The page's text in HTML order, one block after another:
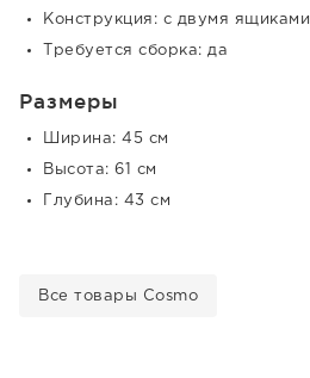
Конструкция: с двумя ящиками
Требуется сборка: да
Размеры
Ширина: 45 см
Высота: 61 см
Глубина: 43 см
Все товары Cosmo